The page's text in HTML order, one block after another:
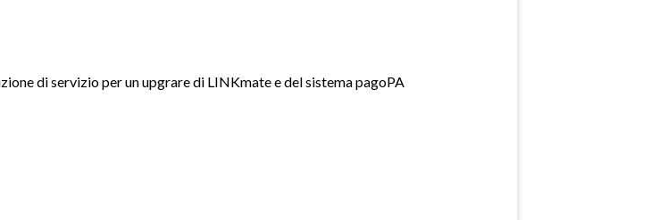
di servizio per un upgrare di LINKmate e del sistema pagoPA